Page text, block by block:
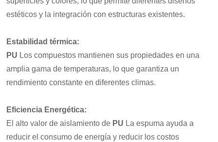
estéticos y la integración con estructuras existentes.
Estabilidad térmica:
PU Los compuestos mantienen sus propiedades en una
amplia gama de temperaturas, lo que garantiza un
rendimiento constante en diferentes climas.
Eficiencia Energética:
El alto valor de aislamiento de PU La espuma ayuda a
reducir el consumo de energía y reducir los costos